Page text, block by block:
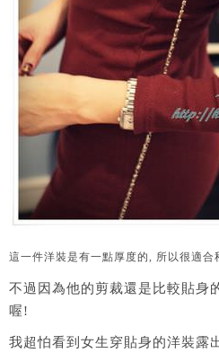
這一件洋裝是有一點厚度的, 所以很適合
不過因為他的剪裁還是比較貼身
喔!
我超怕看到女生穿貼身的洋裝露